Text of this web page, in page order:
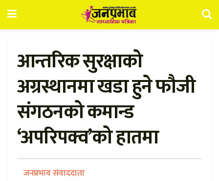
आन्तरिक सुरक्षाको
अग्रस्थानमा खडा हुने फौजी
संगठनको कमान्ड
‘अपरिपक्व’को हातमा
जनप्रभाव संवाददाता